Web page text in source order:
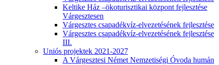
Keltike Ház –ökoturisztikai központ fejlesztése
Várgesztesen
Várgesztes csapadékvíz-elvezetésének fejlesztése
Várgesztes csapadékvíz-elvezetésének fejlesztése
III.
Uniós projektek 2021-2027
A Várgesztesi Német Nemzetiségi Óvoda humán